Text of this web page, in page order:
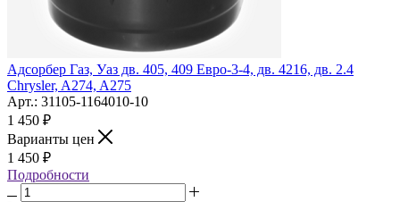
Адсорбер Газ, Уаз дв. 405, 409 Евро-3-4, дв. 4216, дв. 2.4
Chrysler, A274, A275
Арт.: 31105-1164010-10
1 450 ₽
Варианты цен
1 450 ₽
Подробности